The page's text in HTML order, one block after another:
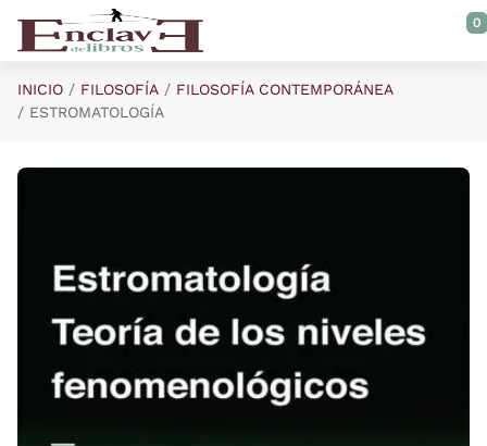
Saltar al contenido principal
0
INICIO FILOSOFÍA
FILOSOFÍA CONTEMPORÁNEA
ESTROMATOLOGÍA